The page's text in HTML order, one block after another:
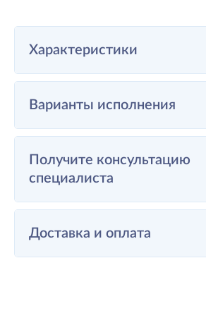
Характеристики
Варианты исполнения
Получите консультацию
специалиста
Доставка и оплата